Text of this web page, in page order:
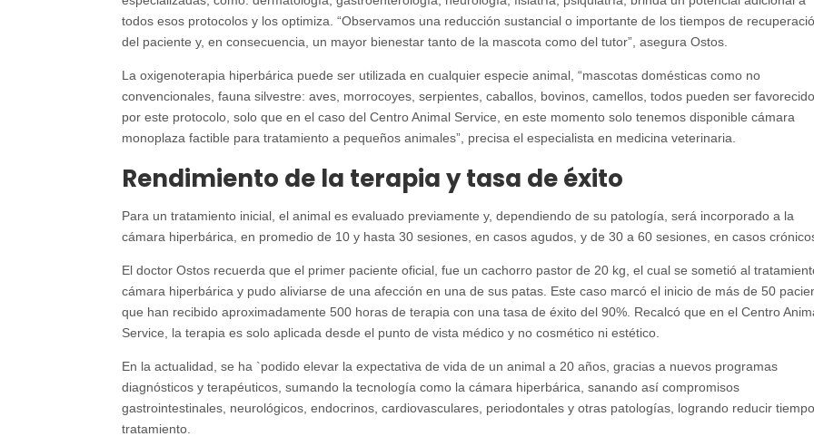
todos esos protocolos y los optimiza. “Observamos una reducción sustancial o importante de los tiempos de
del paciente y, en consecuencia, un mayor bienestar tanto de la mascota como del tutor”, asegura Ostos.
La oxigenoterapia hiperbárica puede ser utilizada en cualquier especie animal, “mascotas domésticas como no
convencionales, fauna silvestre: aves, morrocoyes, serpientes, caballos, bovinos, camellos, todos pueden ser
por este protocolo, solo que en el caso del Centro Animal Service, en este momento solo tenemos disponible cámara
monoplaza factible para tratamiento a pequeños animales”, precisa el especialista en medicina veterinaria.
Rendimiento de la terapia y tasa de éxito
Para un tratamiento inicial, el animal es evaluado previamente y, dependiendo de su patología, será incorporado a la
cámara hiperbárica, en promedio de 10 y hasta 30 sesiones, en casos agudos, y de 30 a 60 sesiones, en casos
El doctor Ostos recuerda que el primer paciente oficial, fue un cachorro pastor de 20 kg, el cual se sometió al
cámara hiperbárica y pudo aliviarse de una afección en una de sus patas. Este caso marcó el inicio de más de 50
que han recibido aproximadamente 500 horas de terapia con una tasa de éxito del 90%. Recalcó que en el Centro
Service, la terapia es solo aplicada desde el punto de vista médico y no cosmético ni estético.
En la actualidad, se ha `podido elevar la expectativa de vida de un animal a 20 años, gracias a nuevos programas
diagnósticos y terapéuticos, sumando la tecnología como la cámara hiperbárica, sanando así compromisos
gastrointestinales, neurológicos, endocrinos, cardiovasculares, periodontales y otras patologías, logrando reducir
tratamiento.